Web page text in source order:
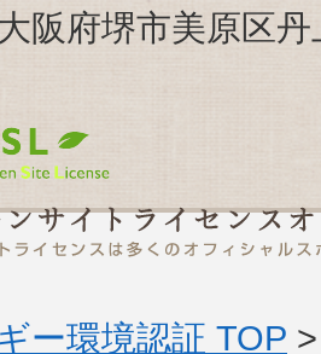
阪府堺市美原区
ー環境認証 TOP